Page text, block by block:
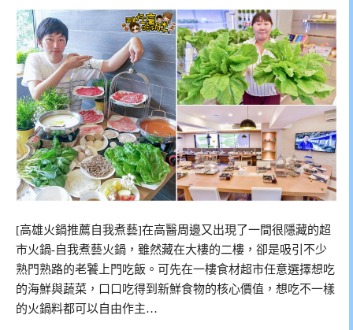
[高雄火鍋推薦自我煮藝]在高醫周邊又出現了一間很隱藏的超
市火鍋-自我煮藝火鍋，雖然藏在大樓的二樓，卻是吸引不少
熟門熟路的老饕上門吃飯。可先在一樓食材超市任意選擇想吃
的海鮮與蔬菜，口口吃得到新鮮食物的核心價值，想吃不一樣
的火鍋料都可以自由作主…